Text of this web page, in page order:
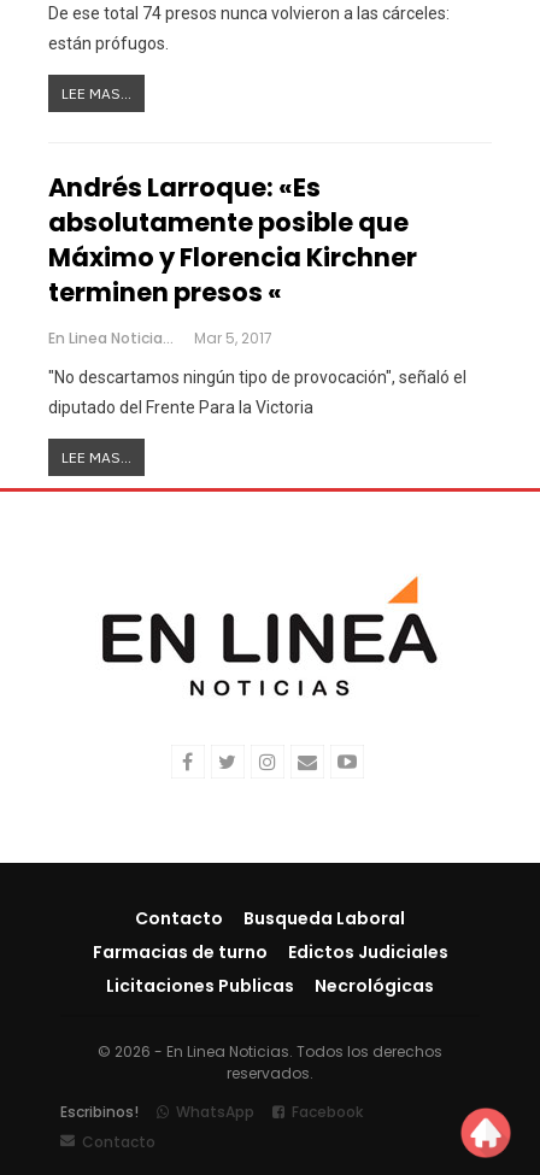
De ese total 74 presos nunca volvieron a las cárceles:
están prófugos.
LEE MAS...
Andrés Larroque: «Es
absolutamente posible que
Máximo y Florencia Kirchner
terminen presos «
En Linea Noticias Mar 5, 2017
"No descartamos ningún tipo de provocación", señaló el
diputado del Frente Para la Victoria
LEE MAS...
Contacto
Busqueda Laboral
Farmacias de turno
Edictos Judiciales
Licitaciones Publicas
Necrológicas
© 2026 - En Linea Noticias. Todos los derechos
reservados.
Escribinos!
WhatsApp
Facebook
Contacto